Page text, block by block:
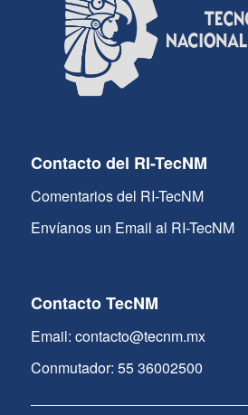
Contacto del RI-TecNM
Comentarios del RI-TecNM
Envíanos un Email al RI-TecNM
Contacto TecNM
Email: contacto@tecnm.mx
Conmutador: 55 36002500